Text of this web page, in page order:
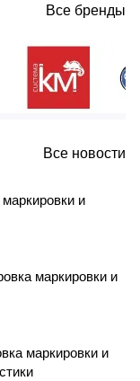
Все бренды
Все новости
и
маркировки и
маркировки и